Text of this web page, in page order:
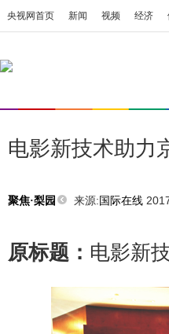
央视网首页 新闻 视频 经济
电影新技术助力
聚焦·梨园 来源:国际在线
原标题： 电影新